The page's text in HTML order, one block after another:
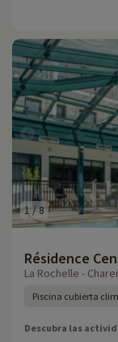
1/8
Résidence
La Rochelle -
Piscina cubierta
Descubra las